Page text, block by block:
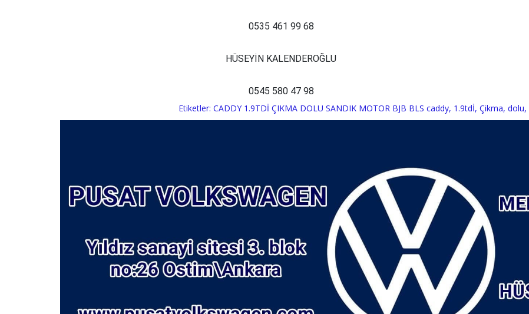
0535 461 99 68
HÜSEYİN KALENDEROĞLU
0545 580 47 98
Etiketler: CADDY 1.9TDİ ÇIKMA DOLU SANDIK MOTOR BJB BLS caddy, 1.9tdİ, Çikma, dolu,